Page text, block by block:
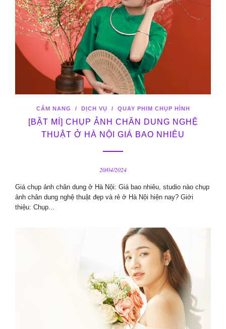
CẨM NANG / DỊCH VỤ / QUAY PHIM CHỤP HÌNH
[BẬT MÍ] CHỤP ẢNH CHÂN DUNG NGHỆ
THUẬT Ở HÀ NỘI GIÁ BAO NHIÊU
20/04/2024
Giá chụp ảnh chân dung ở Hà Nội: Giá bao nhiêu, studio nào chụp
ảnh chân dung nghệ thuật đẹp và rẻ ở Hà Nội hiện nay? Giới
thiệu: Chụp...